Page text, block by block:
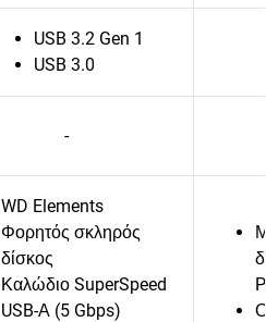
USB 3.2 Gen 1
USB 3.0
-
WD Elements
Φορητός σκληρός
δίσκος
Καλώδιο SuperSpeed
USB-Α (5 Gbps)